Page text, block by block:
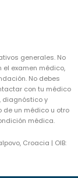
generales. No
examen médico,
No debes
con tu médico
diagnóstico y
de un médico u otro
médica.
Croacia | OIB: